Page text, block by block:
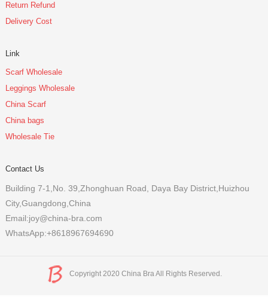
Return Refund
Delivery Cost
Link
Scarf Wholesale
Leggings Wholesale
China Scarf
China bags
Wholesale Tie
Contact Us
Building 7-1,No. 39,Zhonghuan Road, Daya Bay District,Huizhou
City,Guangdong,China
Email:joy@china-bra.com
WhatsApp:+8618967694690
Copyright 2020 China Bra All Rights Reserved.